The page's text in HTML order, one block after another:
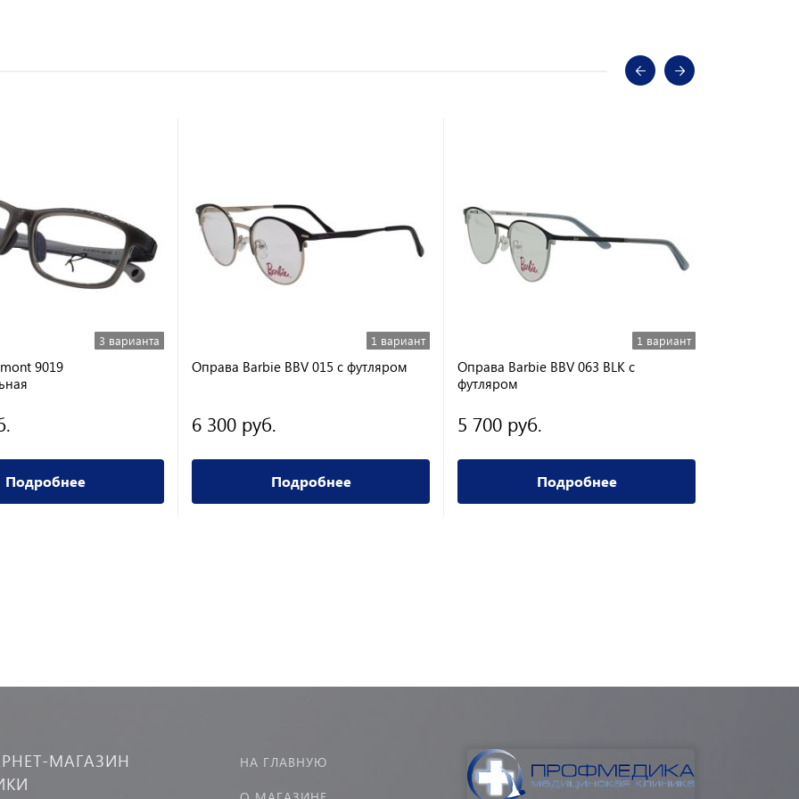
3 варианта
9019
Подробнее
1 вариант
Оправа Barbie BBV 015 с футляром
6 300 руб.
Подробнее
1 вариант
Оправа Barbie BBV 063 BLK с
футляром
5 700 руб.
Подробнее
МАГАЗИН
НА ГЛАВНУЮ